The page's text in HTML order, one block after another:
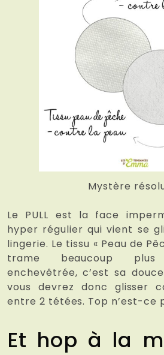
Mystère
Le PULL est la face
hyper régulier qui vient se
lingerie. Le tissu « Peau de
trame beaucoup
enchevêtrée, c’est sa
vous devrez donc glisser
entre 2 tétées. Top n’est-ce
Et hop à la